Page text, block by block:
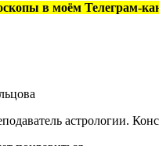
в моём Телеграм-
астрологии.